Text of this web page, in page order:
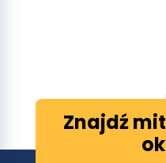
Znajdź